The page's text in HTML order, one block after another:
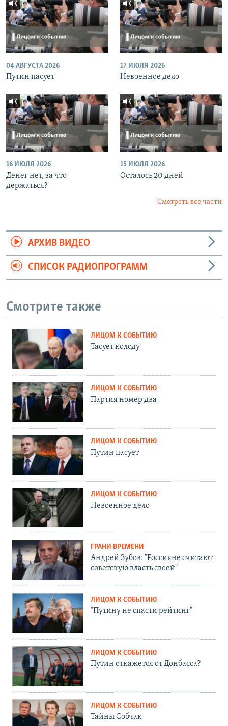
04 АВГУСТА 2026
Путин пасует
17 ИЮЛЯ 2026
Невоенное дело
16 ИЮЛЯ 2026
Денег нет, за что
держаться?
15 ИЮЛЯ 2026
Осталось 20 дней
Смотреть все части
АРХИВ ВИДЕО
СПИСОК РАДИОПРОГРАММ
Смотрите также
ЛИЦОМ К СОБЫТИЮ
Тасует колоду
ЛИЦОМ К СОБЫТИЮ
Партия номер два
ЛИЦОМ К СОБЫТИЮ
Путин пасует
ЛИЦОМ К СОБЫТИЮ
Невоенное дело
ГРАНИ ВРЕМЕНИ
Андрей Зубов: "Россияне считают
советскую власть своей"
ЛИЦОМ К СОБЫТИЮ
"Путину не спасти рейтинг"
ЛИЦОМ К СОБЫТИЮ
Путин откажется от Донбасса?
ЛИЦОМ К СОБЫТИЮ
Тайны Собчак